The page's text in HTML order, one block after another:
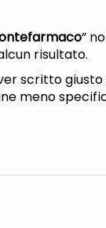
differenziata”
risultato.
scritto giusto
meno